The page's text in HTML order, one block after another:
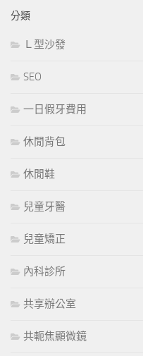
分類
Ｌ型沙發
SEO
一日假牙費用
休閒背包
休閒鞋
兒童牙醫
兒童矯正
內科診所
共享辦公室
共軛焦顯微鏡